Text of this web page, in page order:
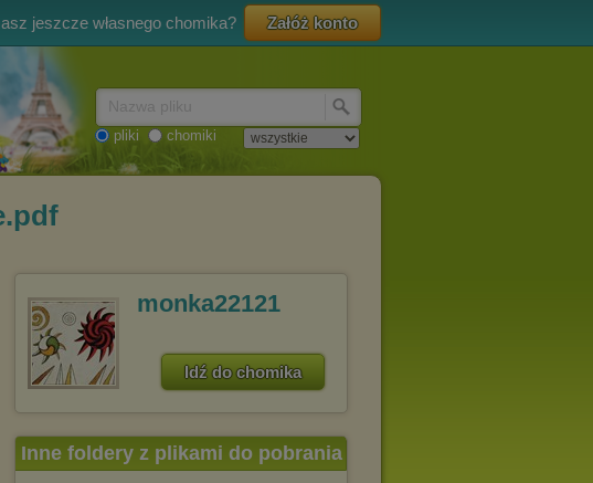
jeszcze własnego chomika? Załóż konto
pliki chomiki
monka22121
Idź do chomika
Inne foldery z plikami do pobrania